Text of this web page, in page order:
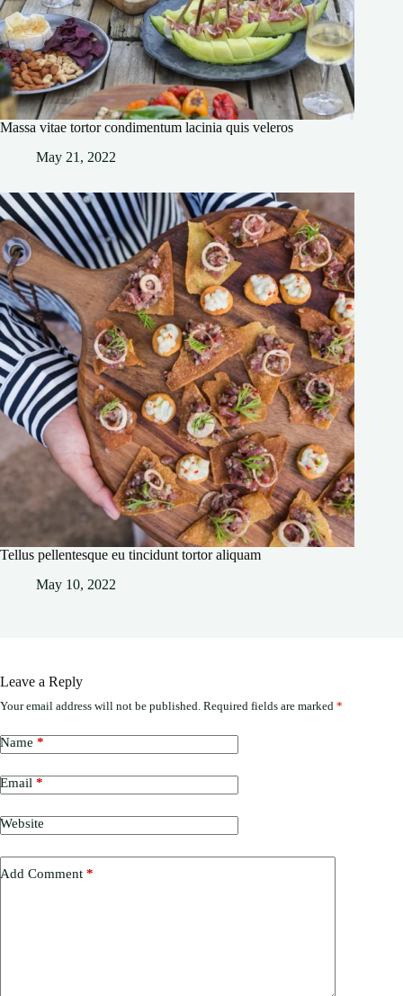
Massa vitae tortor condimentum lacinia quis veleros
May 21, 2022
Tellus pellentesque eu tincidunt tortor aliquam
May 10, 2022
Leave a Reply
Your email address will not be published. Required fields are marked *
Name *
Email *
Website
Add Comment *